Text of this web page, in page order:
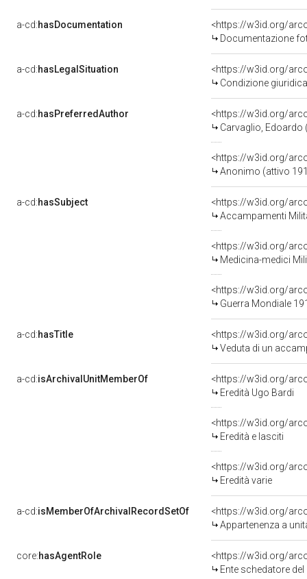
a-cd:hasDocumentation
Documentazione
a-cd:hasLegalSituation
Condizione giuridica
a-cd:hasPreferredAuthor
<https://w3id.org/
Carvaglio, Edoardo
<https://w3id.org/
Anonimo (attivo
a-cd:hasSubject
<https://w3id.org/
Accampamenti
<https://w3id.org/
Medicina-medici
<https://w3id.org/
Guerra Mondiale
a-cd:hasTitle
Veduta di un
a-cd:isArchivalUnitMemberOf
<https://w3id.org/
Eredità Ugo Bardi
<https://w3id.org/
Eredità e lasciti
<https://w3id.org/
Eredità varie
a-cd:isMemberOfArchivalRecordSetOf
<https://w3id.org/
Appartenenza a
core:hasAgentRole
<https://w3id.org/
Ente schedatore del bene